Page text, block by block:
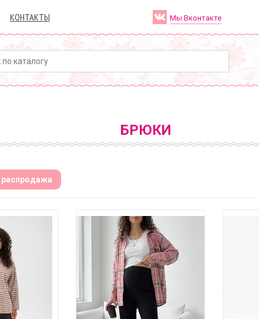
КОНТАКТЫ Мы Вконтакте
БРЮКИ
распродажа